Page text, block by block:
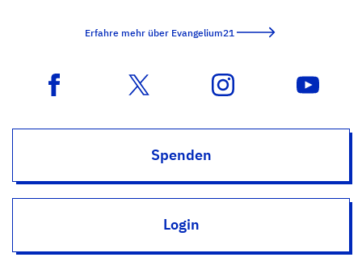
Erfahre mehr über Evangelium21
Spenden
Login